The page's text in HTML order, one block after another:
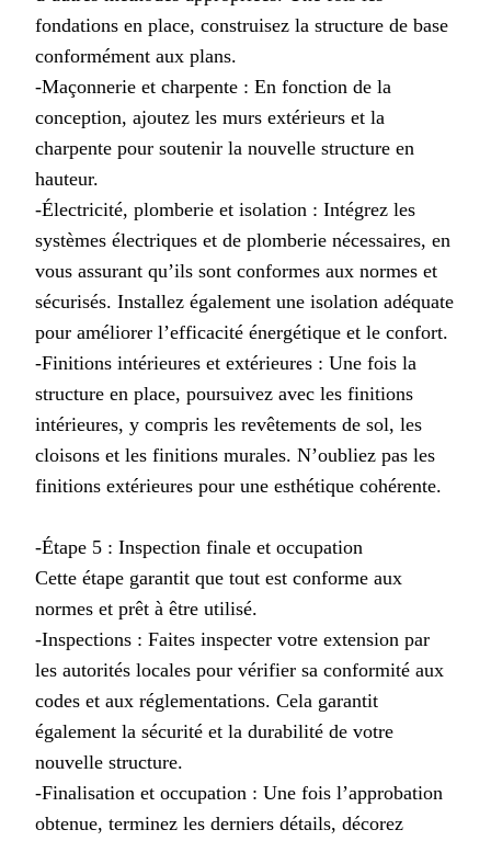
fondations en place, construisez la structure de base
conformément aux plans.
-Maçonnerie et charpente : En fonction de la
conception, ajoutez les murs extérieurs et la
charpente pour soutenir la nouvelle structure en
hauteur.
-Électricité, plomberie et isolation : Intégrez les
systèmes électriques et de plomberie nécessaires, en
vous assurant qu’ils sont conformes aux normes et
sécurisés. Installez également une isolation adéquate
pour améliorer l’efficacité énergétique et le confort.
-Finitions intérieures et extérieures : Une fois la
structure en place, poursuivez avec les finitions
intérieures, y compris les revêtements de sol, les
cloisons et les finitions murales. N’oubliez pas les
finitions extérieures pour une esthétique cohérente.
-Étape 5 : Inspection finale et occupation
Cette étape garantit que tout est conforme aux
normes et prêt à être utilisé.
-Inspections : Faites inspecter votre extension par
les autorités locales pour vérifier sa conformité aux
codes et aux réglementations. Cela garantit
également la sécurité et la durabilité de votre
nouvelle structure.
-Finalisation et occupation : Une fois l’approbation
obtenue, terminez les derniers détails, décorez